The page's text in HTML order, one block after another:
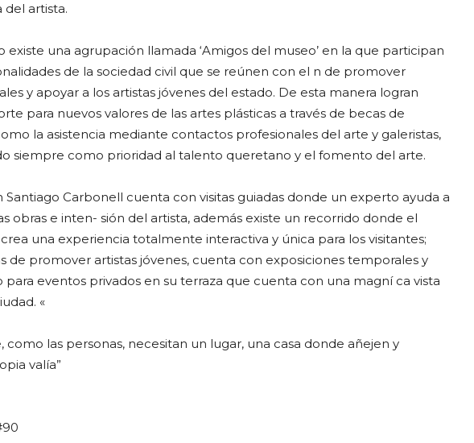
del artista.
existe una agrupación llamada ‘Amigos del museo’ en la que participan
de la sociedad civil que se reúnen con el n de promover
y apoyar a los artistas jóvenes del estado. De esta manera logran
para nuevos valores de las artes plásticas a través de becas de
la asistencia mediante contactos profesionales del arte y galeristas,
siempre como prioridad al talento queretano y el fomento del arte.
Santiago Carbonell cuenta con visitas guiadas donde un experto ayuda a
obras e inten- sión del artista, además existe un recorrido donde el
una experiencia totalmente interactiva y única para los visitantes;
de promover artistas jóvenes, cuenta con exposiciones temporales y
para eventos privados en su terraza que cuenta con una magní ca vista
«
como las personas, necesitan un lugar, una casa donde añejen y
valía”